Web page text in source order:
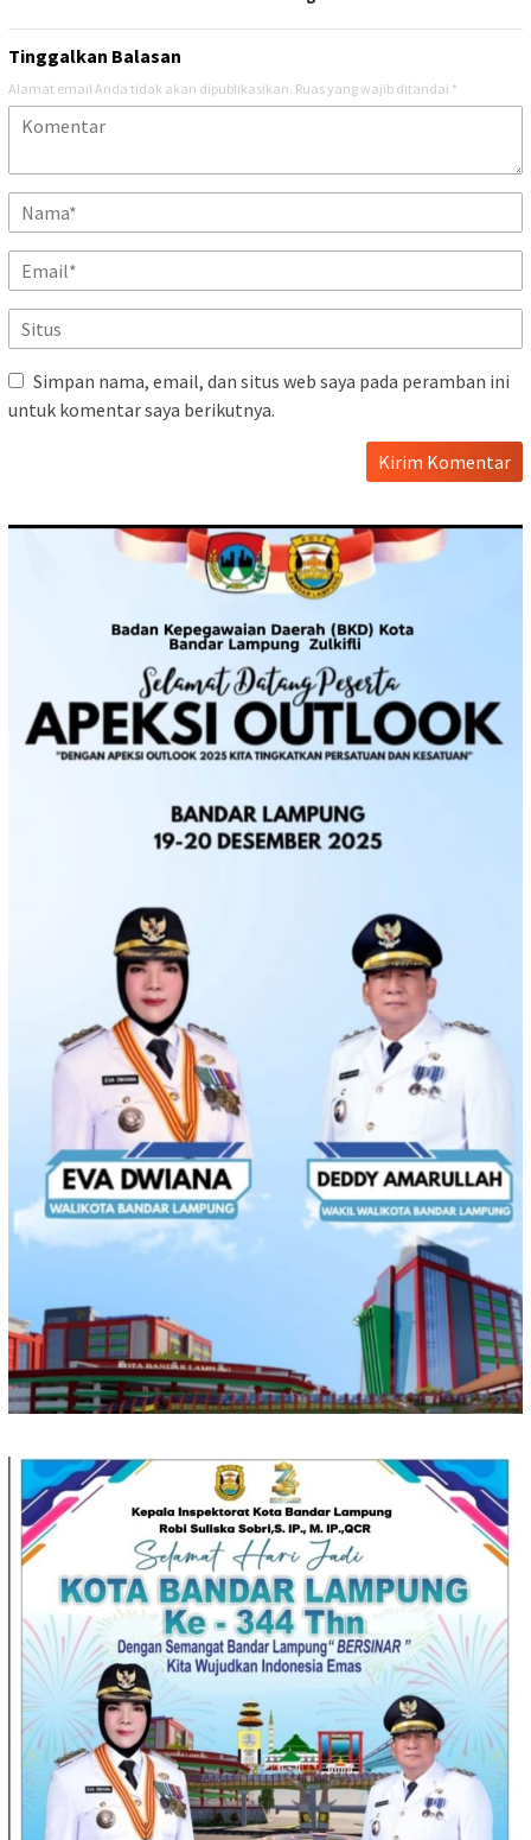
Tinggalkan Balasan
Alamat email Anda tidak akan dipublikasikan. Ruas yang wajib ditandai *
Simpan nama, email, dan situs web saya pada peramban ini
untuk komentar saya berikutnya.